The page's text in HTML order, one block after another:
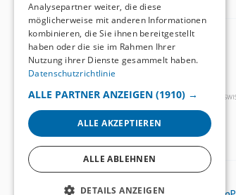
BASIC ORGANIZATIONS
Analysepartner weiter, die diese
möglicherweise mit anderen Informationen
kombinieren, die Sie ihnen bereitgestellt
haben oder die sie im Rahmen Ihrer
Nutzung ihrer Dienste gesammelt haben.
Datenschutzrichtlinie
ALLE PARTNER ANZEIGEN (1910) →
ALLE AKZEPTIEREN
ALLE ABLEHNEN
DETAILS ANZEIGEN